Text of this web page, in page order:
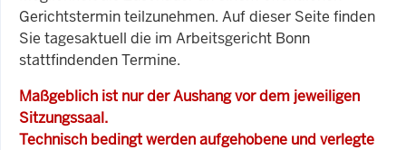
Gerichtstermin teilzunehmen. Auf dieser Seite finden
Sie tagesaktuell die im Arbeitsgericht Bonn
stattfindenden Termine.
Maßgeblich ist nur der Aushang vor dem jeweiligen
Sitzungssaal.
Technisch bedingt werden aufgehobene und verlegte